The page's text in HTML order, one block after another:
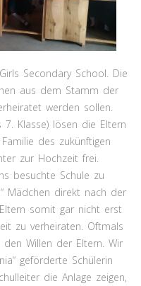
Secondary School. Die
aus dem Stamm der
werden sollen.
Klasse) lösen die Eltern
des zukünftigen
zur Hochzeit frei.
besuchte Schule zu
Mädchen direkt nach der
somit gar nicht erst
zu verheiraten. Oftmals
Willen der Eltern. Wir
geförderte Schülerin
die Anlage zeigen,